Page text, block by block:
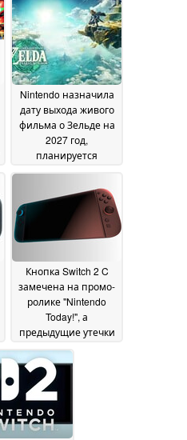
времен31 March 2025
Nintendo назначила
дату выхода живого
фильма о Зельде на
2027 год,
планируется
30 March 2025
Кнопка Switch 2 C
замечена на промо-
ролике "Nintendo
Today!", а
предыдущие утечки
назначение